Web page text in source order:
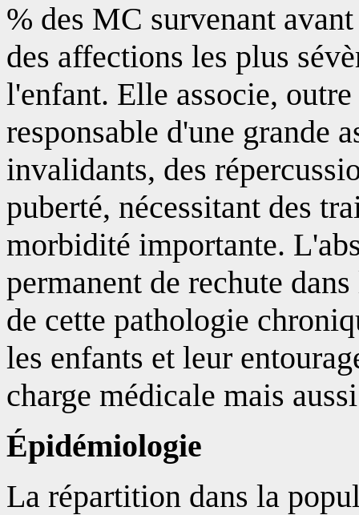
% des MC survenant
des affections les plus
l'enfant. Elle associe,
responsable d'une grande
invalidants, des
puberté, nécessitant des
morbidité importante.
permanent de rechute
de cette pathologie
les enfants et leur
charge médicale mais
Épidémiologie
La répartition dans la